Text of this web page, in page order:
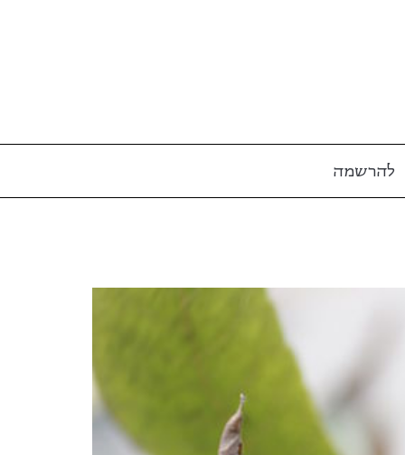
להרשמה